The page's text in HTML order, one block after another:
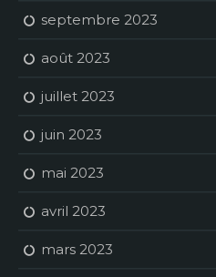
septembre 2023
août 2023
juillet 2023
juin 2023
mai 2023
avril 2023
mars 2023